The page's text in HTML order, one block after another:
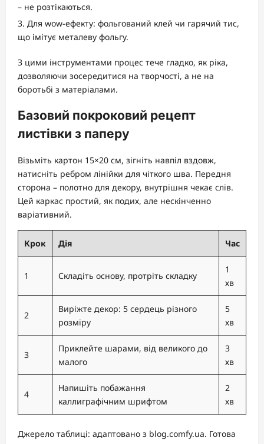
– не розтікаються.
Для wow-ефекту: фольгований клей чи гарячий тис,
що імітує металеву фольгу.
З цими інструментами процес тече гладко, як ріка,
дозволяючи зосередитися на творчості, а не на
боротьбі з матеріалами.
Базовий покроковий рецепт
листівки з паперу
Візьміть картон 15×20 см, зігніть навпіл вздовж,
натисніть ребром лінійки для чіткого шва. Передня
сторона – полотно для декору, внутрішня чекає слів.
Цей каркас простий, як подих, але нескінченно
варіативний.
Крок Дія Час
1 Складіть основу, протріть складку
1
хв
2
Виріжте декор: 5 сердець різного
розміру
5
хв
3
Приклейте шарами, від великого до
малого
3
хв
4
Напишіть побажання
каллиграфічним шрифтом
2
хв
Джерело таблиці: адаптовано з blog.comfy.ua. Готова